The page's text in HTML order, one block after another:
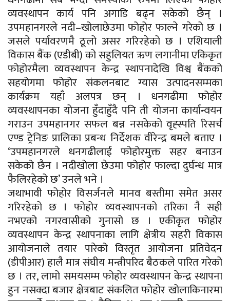
व्यवस्थापन कार्य पनि अगाडि बढ्न सकेको छैन् ।
उपमहानगरले नदी–खोलाछेउमा फोहोर फाल्ने गरेको छ ।
जसले पर्यावरणमै ठूलो असर गरिरहेको छ । एशियाली
विकास बैंक (एडीबी) को सहुलियत ऋण लगानीमा एकिकृत
फोहोरमैला व्यवस्थापन केन्द्र स्थापनादेखि विश्व बैंकको
सहयोगमा फोहोर संकलनबाट ग्यास उत्पादनसम्मका
कार्यक्रम यहाँ अलपत्र छन् । धनगढीमा फोहोर
व्यवस्थापनका योजना हुँदाहुँदै पनि ती योजना कार्यान्वयन
गराउन उपमहानगर सफल बन्न नसकेको वृह्स्पति रिसर्च
एण्ड ट्रेनिङ प्रालिका प्रबन्ध निर्देशक वीरेन्द्र बमले बताए ।
‘उपमहानगरले धनगढीलाई फोहोरमुक्त सहर बनाउन
सकेको छैन । नदीखोला छेउमा फोहोर फाल्दा दुर्घन्ध मात्र
फैलिरहेको छ’ उनले भने ।
जथाभावी फोहोर विसर्जनले मानव बस्तीमा समेत असर
गरिरहेको छ । फोहोर व्यवस्थापनको तरिका नै सही
नभएको नगरवासीको गुनासो छ । एकीकृत फोहोर
व्यवस्थापन केन्द्र स्थापनाका लागि क्षेत्रीय सहरी विकास
आयोजनाले तयार पारेको विस्तृत आयोजना प्रतिवेदन
(डीपीआर) हालै मात्र संघीय मन्त्रीपरिद बैठकले पारित गरेको
छ । तर, लामो समयसम्म फोहोर व्यवस्थापन केन्द्र स्थापना
हुन नसक्दा बजार क्षेत्रबाट संकलित फोहोर खोलाकिनारमा